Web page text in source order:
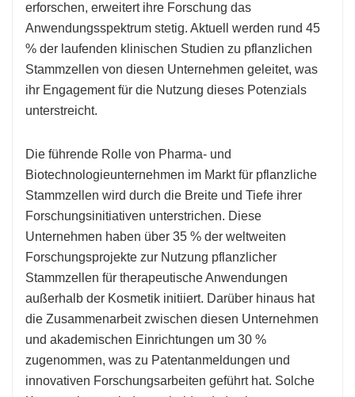
erforschen, erweitert ihre Forschung das
Anwendungsspektrum stetig. Aktuell werden rund 45
% der laufenden klinischen Studien zu pflanzlichen
Stammzellen von diesen Unternehmen geleitet, was
ihr Engagement für die Nutzung dieses Potenzials
unterstreicht.
Die führende Rolle von Pharma- und
Biotechnologieunternehmen im Markt für pflanzliche
Stammzellen wird durch die Breite und Tiefe ihrer
Forschungsinitiativen unterstrichen. Diese
Unternehmen haben über 35 % der weltweiten
Forschungsprojekte zur Nutzung pflanzlicher
Stammzellen für therapeutische Anwendungen
außerhalb der Kosmetik initiiert. Darüber hinaus hat
die Zusammenarbeit zwischen diesen Unternehmen
und akademischen Einrichtungen um 30 %
zugenommen, was zu Patentanmeldungen und
innovativen Forschungsarbeiten geführt hat. Solche